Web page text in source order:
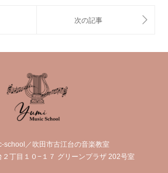
school／吹田市古江台の音楽教室
２丁目１０−１７ グリーンプラザ 202号室